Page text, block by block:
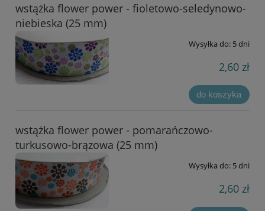
wstążka flower power - fioletowo-seledynowo-
niebieska (25 mm)
Wysyłka do: 5 dni
2,60 zł
do koszyka
wstążka flower power - pomarańczowo-
turkusowo-brązowa (25 mm)
Wysyłka do: 5 dni
2,60 zł